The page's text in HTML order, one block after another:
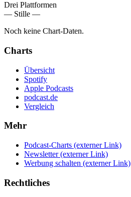
Drei Plattformen
— Stille —
Noch keine Chart-Daten.
Charts
Übersicht
Spotify
Apple Podcasts
podcast.de
Vergleich
Mehr
Podcast-Charts (externer Link)
Newsletter (externer Link)
Werbung schalten (externer Link)
Rechtliches